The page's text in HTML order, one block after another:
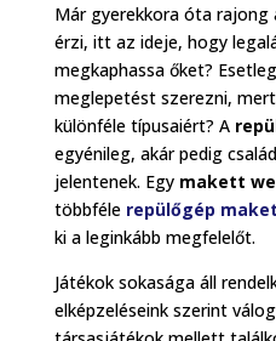
Már gyerekkora óta rajong
érzi, itt az ideje, hogy
megkaphassa őket?
meglepetést szerezni,
különféle típusaiért? A
egyénileg, akár pedig
jelentenek. Egy makett
többféle repülőgép
ki a leginkább megfelelőt.
Játékok sokasága áll
elképzeléseink szerint